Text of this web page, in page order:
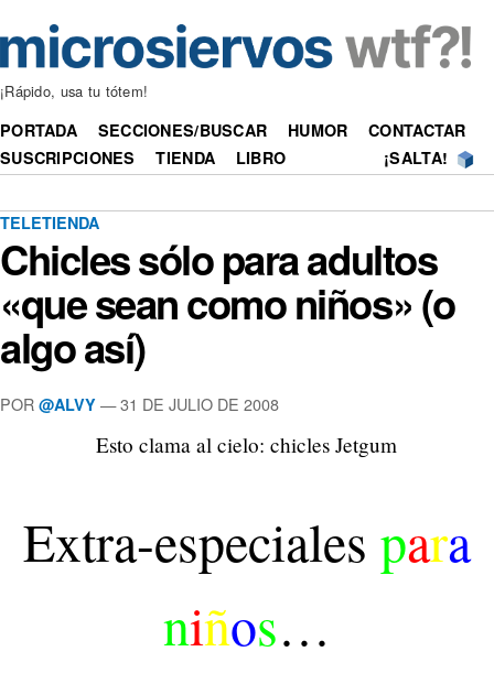
¡Rápido, usa tu tótem!
PORTADA SECCIONES/BUSCAR HUMOR
CONTACTAR
SUSCRIPCIONES
TIENDA LIBRO ¡SALTA!
TELETIENDA
Chicles sólo para adultos
«que sean como niños» (o
algo así)
POR @ALVY —31 DE JULIO DE 2008
Esto clama al cielo: chicles Jetgum
Extra-especiales para
niños…